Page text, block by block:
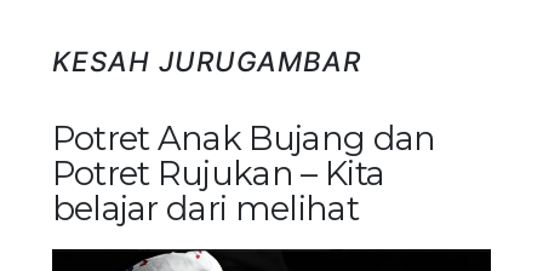
KESAH JURUGAMBAR
Potret Anak Bujang dan
Potret Rujukan – Kita
belajar dari melihat